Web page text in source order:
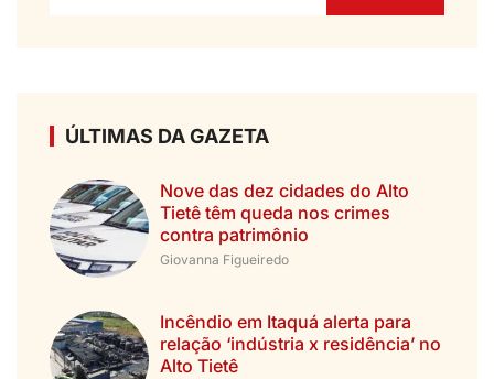
ÚLTIMAS DA GAZETA
Nove das dez cidades do Alto
Tietê têm queda nos crimes
contra patrimônio
Giovanna Figueiredo
Incêndio em Itaquá alerta para
relação ‘indústria x residência’ no
Alto Tietê